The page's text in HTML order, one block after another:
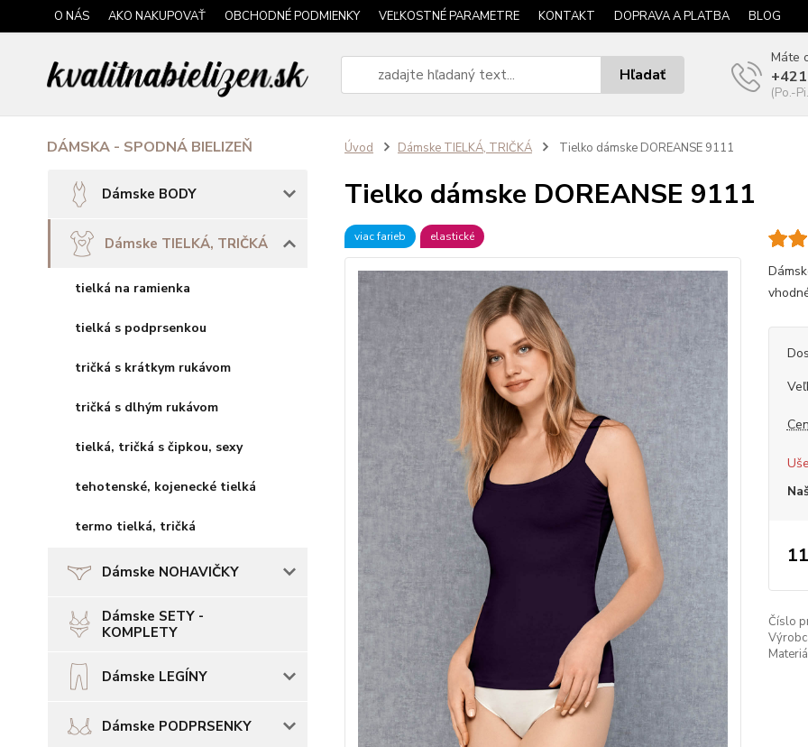
O NÁS AKO NAKUPOVAŤ OBCHODNÉ PODMIENKY VEĽKOSTNÉ PARAMETRE KONTAKT DOPRAVA A PLATBA BLOG
Hľadať
Máte
(Po.-
DÁMSKA - SPODNÁ BIELIZEŇ
Dámske BODY
Dámske TIELKÁ, TRIČKÁ
tielká na ramienka
tielká s podprsenkou
tričká s krátkym rukávom
tričká s dlhým rukávom
tielká, tričká s čipkou, sexy
tehotenské, kojenecké tielká
termo tielká, tričká
Dámske NOHAVIČKY
Dámske SETY -
KOMPLETY
Dámske LEGÍNY
Dámske PODPRSENKY
Úvod Dámske TIELKÁ, TRIČKÁ Tielko dámske DOREANSE 9111
Tielko dámske DOREANSE 9111
viac farieb elastické
Číslo